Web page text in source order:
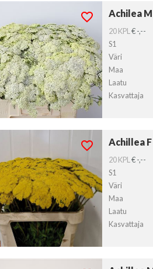
Achilea
20 KPL€ -,--
S1
Väri
Maa
Laatu
Kasvattaja
Achilea M Vanilla Cream Dream 60cm
Kelvollista lähtöpäivää ei ole valittu.
Achillea
20 KPL€ -,--
S1
Väri
Maa
Laatu
Kasvattaja
Achillea F Park Variety 75cm
Kelvollista lähtöpäivää ei ole valittu.